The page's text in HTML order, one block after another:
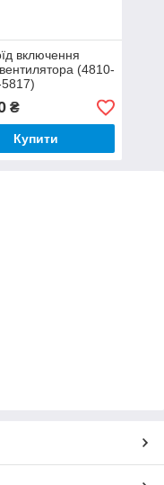
включення
(4810-
₴
Купити